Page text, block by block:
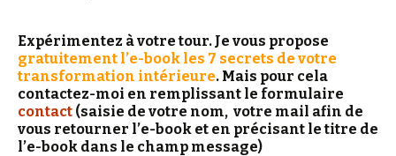
Expérimentez à votre tour. Je vous propose
gratuitement l’e-book les 7 secrets de votre
transformation intérieure. Mais pour cela
contactez-moi en remplissant le formulaire
contact (saisie de votre nom, votre mail afin de
vous retourner l’e-book et en précisant le titre de
l’e-book dans le champ message)